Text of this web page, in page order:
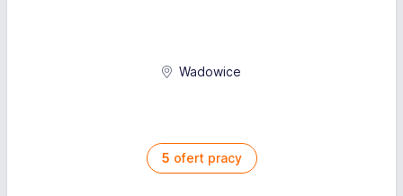
Wadowice
5 ofert pracy